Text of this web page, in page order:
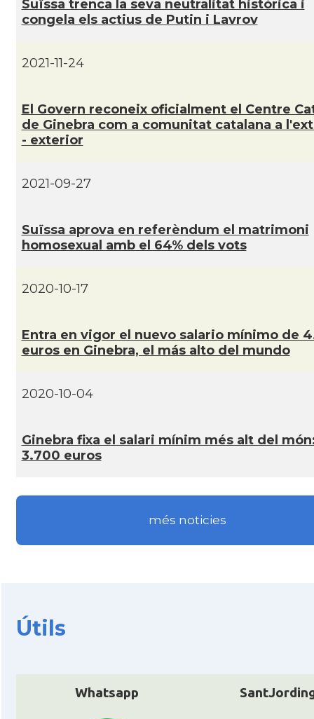
Suïssa trenca la seva neutralitat històrica i
congela els actius de Putin i Lavrov
2021-11-24
El Govern reconeix oficialment el Centre
de Ginebra com a comunitat catalana a
- exterior
2021-09-27
Suïssa aprova en referèndum el matrimoni
homosexual amb el 64% dels vots
2020-10-17
Entra en vigor el nuevo salario mí­nimo de
euros en Ginebra, el más alto del mundo
2020-10-04
Ginebra fixa el salari mí­nim més alt del
3.700 euros
més noticies
Útils
Whatsapp